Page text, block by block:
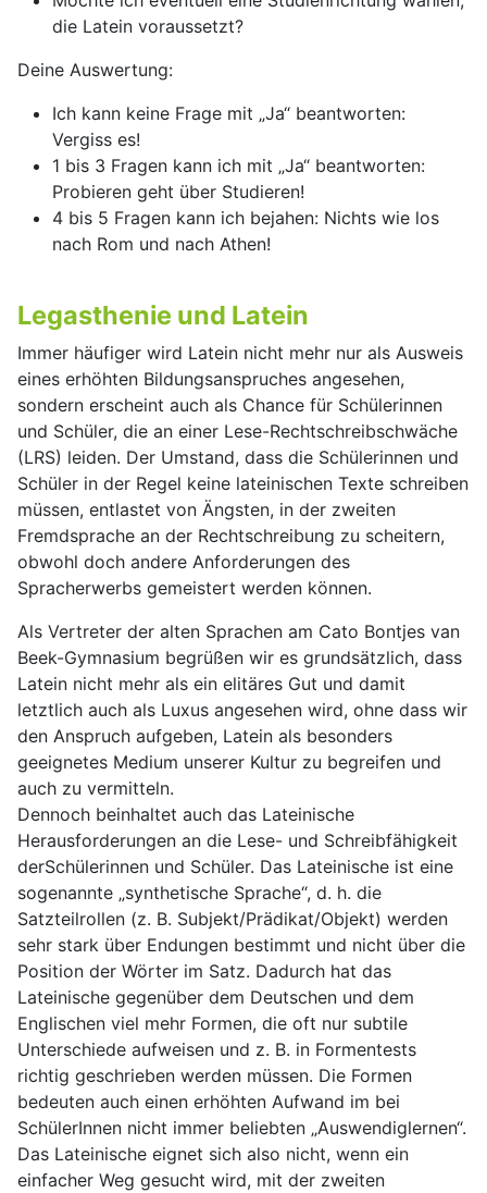
die Latein voraussetzt?
Deine Auswertung:
Ich kann keine Frage mit „Ja“ beantworten:
Vergiss es!
1 bis 3 Fragen kann ich mit „Ja“ beantworten:
Probieren geht über Studieren!
4 bis 5 Fragen kann ich bejahen: Nichts wie los
nach Rom und nach Athen!
Legasthenie und Latein
Immer häufiger wird Latein nicht mehr nur als Ausweis
eines erhöhten Bildungsanspruches angesehen,
sondern erscheint auch als Chance für Schülerinnen
und Schüler, die an einer Lese-Rechtschreibschwäche
(LRS) leiden. Der Umstand, dass die Schülerinnen und
Schüler in der Regel keine lateinischen Texte schreiben
müssen, entlastet von Ängsten, in der zweiten
Fremdsprache an der Rechtschreibung zu scheitern,
obwohl doch andere Anforderungen des
Spracherwerbs gemeistert werden können.
Als Vertreter der alten Sprachen am Cato Bontjes van
Beek-Gymnasium begrüßen wir es grundsätzlich, dass
Latein nicht mehr als ein elitäres Gut und damit
letztlich auch als Luxus angesehen wird, ohne dass wir
den Anspruch aufgeben, Latein als besonders
geeignetes Medium unserer Kultur zu begreifen und
auch zu vermitteln.
Dennoch beinhaltet auch das Lateinische
Herausforderungen an die Lese- und Schreibfähigkeit
derSchülerinnen und Schüler. Das Lateinische ist eine
sogenannte „synthetische Sprache“, d. h. die
Satzteilrollen (z. B. Subjekt/Prädikat/Objekt) werden
sehr stark über Endungen bestimmt und nicht über die
Position der Wörter im Satz. Dadurch hat das
Lateinische gegenüber dem Deutschen und dem
Englischen viel mehr Formen, die oft nur subtile
Unterschiede aufweisen und z. B. in Formentests
richtig geschrieben werden müssen. Die Formen
bedeuten auch einen erhöhten Aufwand im bei
SchülerInnen nicht immer beliebten „Auswendiglernen“.
Das Lateinische eignet sich also nicht, wenn ein
einfacher Weg gesucht wird, mit der zweiten